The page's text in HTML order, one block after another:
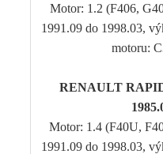
Motor: 1.2 (F406,
1991.09 do 1998.03,
motoru:
RENAULT
Motor: 1.4 (F40U,
1991.09 do 1998.03,